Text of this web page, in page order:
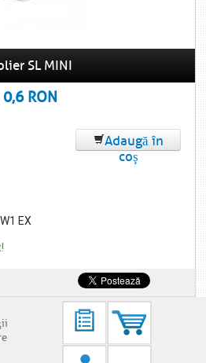
SL MINI
0,6 RON
Adaugă în
coş
EX